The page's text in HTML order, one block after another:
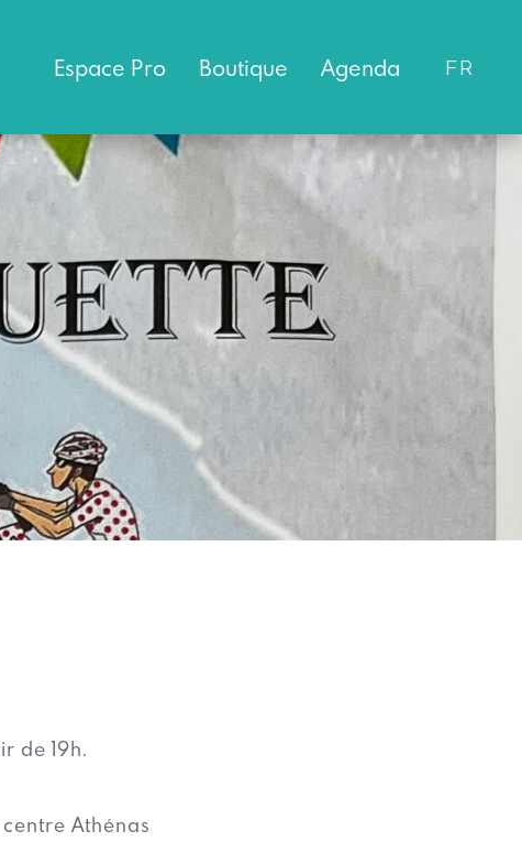
FR
Agenda
Boutique
Espace Pro
de 19h.
Athénas